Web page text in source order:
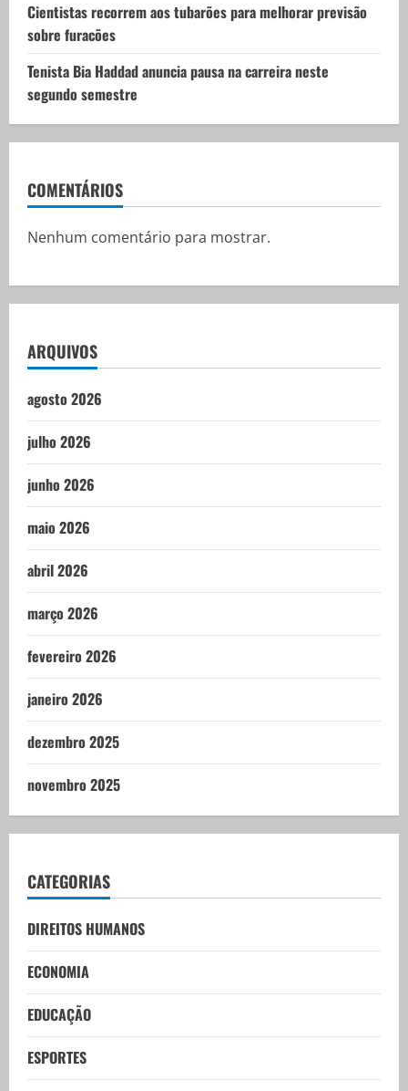
Cientistas recorrem aos tubarões para melhorar previsão
sobre furacões
Tenista Bia Haddad anuncia pausa na carreira neste
segundo semestre
COMENTÁRIOS
Nenhum comentário para mostrar.
ARQUIVOS
agosto 2026
julho 2026
junho 2026
maio 2026
abril 2026
março 2026
fevereiro 2026
janeiro 2026
dezembro 2025
novembro 2025
CATEGORIAS
DIREITOS HUMANOS
ECONOMIA
EDUCAÇÃO
ESPORTES